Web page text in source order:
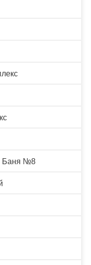
Баня №8